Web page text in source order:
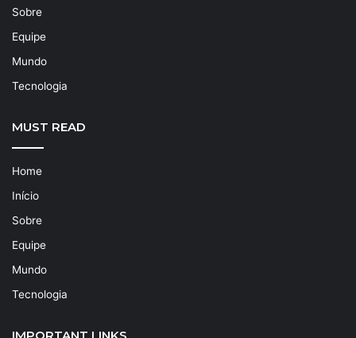
Sobre
Equipe
Mundo
Tecnologia
MUST READ
Home
Início
Sobre
Equipe
Mundo
Tecnologia